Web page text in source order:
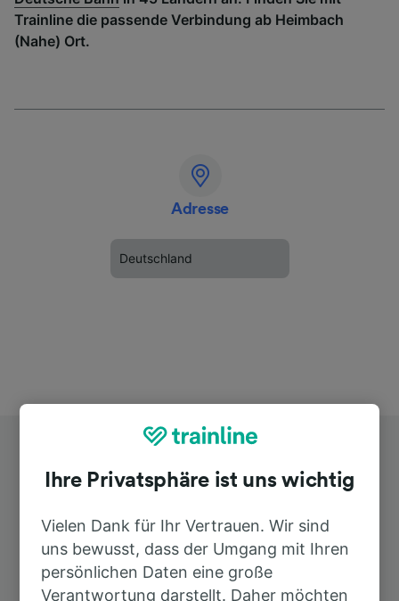
Trainline die passende Verbindung ab Heimbach
(Nahe) Ort.
Adresse
Deutschland
Top Strecken ab Heimbach (Nahe)
Ort
Ihre Privatsphäre ist uns wichtig
Vielen Dank für Ihr Vertrauen. Wir sind
uns bewusst, dass der Umgang mit Ihren
persönlichen Daten eine große
Verantwortung darstellt. Daher möchten